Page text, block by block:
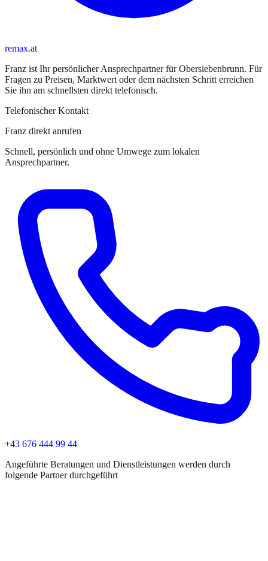
remax.at
Franz ist Ihr persönlicher Ansprechpartnerfür Obersiebenbrunn. Für
Fragen zu Preisen, Marktwert oder dem nächsten Schritt erreichen
Sie ihn am schnellsten direkt telefonisch.
Telefonischer Kontakt
Franz direkt anrufen
Schnell, persönlich und ohne Umwege zum lokalen
Ansprechpartner.
+43 676 444 99 44
Angeführte Beratungen und Dienstleistungen werden durch
folgende Partner durchgeführt